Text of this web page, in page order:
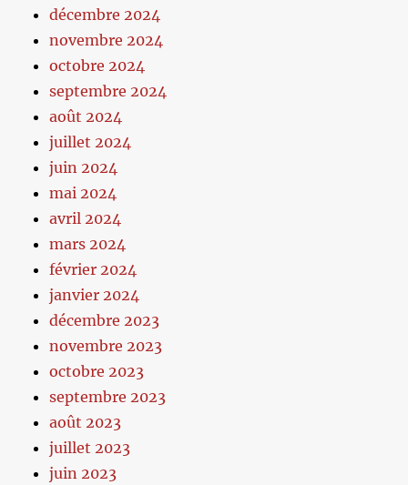
décembre 2024
novembre 2024
octobre 2024
septembre 2024
août 2024
juillet 2024
juin 2024
mai 2024
avril 2024
mars 2024
février 2024
janvier 2024
décembre 2023
novembre 2023
octobre 2023
septembre 2023
août 2023
juillet 2023
juin 2023